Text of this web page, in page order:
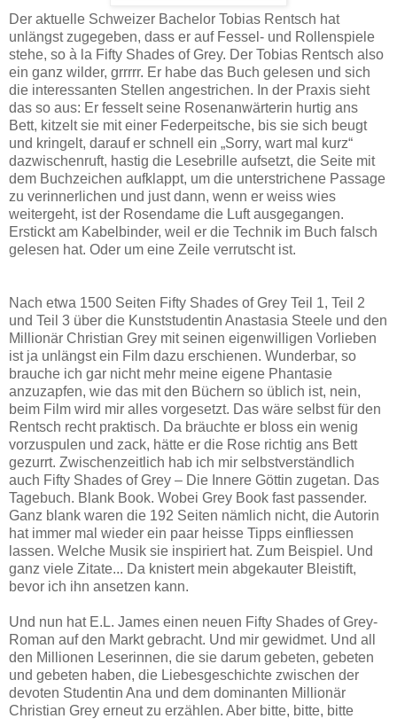
Der aktuelle Schweizer Bachelor Tobias Rentsch hat
unlängst zugegeben, dass er auf Fessel- und Rollenspiele
stehe, so à la Fifty Shades of Grey. Der Tobias Rentsch also
ein ganz wilder, grrrrr. Er habe das Buch gelesen und sich
die interessanten Stellen angestrichen. In der Praxis sieht
das so aus: Er fesselt seine Rosenanwärterin hurtig ans
Bett, kitzelt sie mit einer Federpeitsche, bis sie sich beugt
und kringelt, darauf er schnell ein „Sorry, wart mal kurz“
dazwischenruft, hastig die Lesebrille aufsetzt, die Seite mit
dem Buchzeichen aufklappt, um die unterstrichene Passage
zu verinnerlichen und just dann, wenn er weiss wies
weitergeht, ist der Rosendame die Luft ausgegangen.
Erstickt am Kabelbinder, weil er die Technik im Buch falsch
gelesen hat. Oder um eine Zeile verrutscht ist.
Nach etwa 1500 Seiten Fifty Shades of Grey Teil 1, Teil 2
und Teil 3 über die Kunststudentin Anastasia Steele und den
Millionär Christian Grey mit seinen eigenwilligen Vorlieben
ist ja unlängst ein Film dazu erschienen. Wunderbar, so
brauche ich gar nicht mehr meine eigene Phantasie
anzuzapfen, wie das mit den Büchern so üblich ist, nein,
beim Film wird mir alles vorgesetzt. Das wäre selbst für den
Rentsch recht praktisch. Da bräuchte er bloss ein wenig
vorzuspulen und zack, hätte er die Rose richtig ans Bett
gezurrt. Zwischenzeitlich hab ich mir selbstverständlich
auch Fifty Shades of Grey – Die Innere Göttin zugetan. Das
Tagebuch. Blank Book. Wobei Grey Book fast passender.
Ganz blank waren die 192 Seiten nämlich nicht, die Autorin
hat immer mal wieder ein paar heisse Tipps einfliessen
lassen. Welche Musik sie inspiriert hat. Zum Beispiel. Und
ganz viele Zitate... Da knistert mein abgekauter Bleistift,
bevor ich ihn ansetzen kann.
Und nun hat E.L. James einen neuen Fifty Shades of Grey-
Roman auf den Markt gebracht. Und mir gewidmet. Und all
den Millionen Leserinnen, die sie darum gebeten, gebeten
und gebeten haben, die Liebesgeschichte zwischen der
devoten Studentin Ana und dem dominanten Millionär
Christian Grey erneut zu erzählen. Aber bitte, bitte, bitte